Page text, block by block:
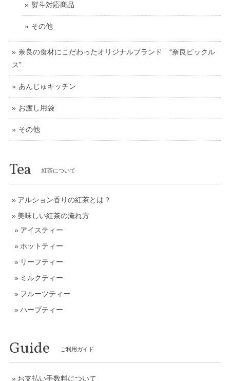
熨斗対応商品
その他
奈良の食材にこだわったオリジナルブランド “奈良ピックル
ス”
あんじゅキッチン
お渡し用袋
その他
Tea 紅茶について
アルション香りの紅茶とは？
美味しい紅茶の淹れ方
アイスティー
ホットティー
リーフティー
ミルクティー
フルーツティー
ハーブティー
Guide ご利用ガイド
お支払い手数料について